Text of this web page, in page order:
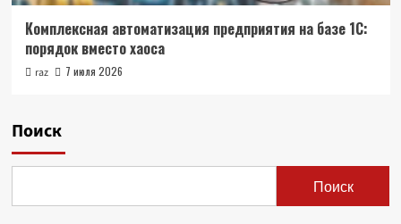
Комплексная автоматизация предприятия на базе 1С:
порядок вместо хаоса
raz 7 июля 2026
Поиск
Поиск